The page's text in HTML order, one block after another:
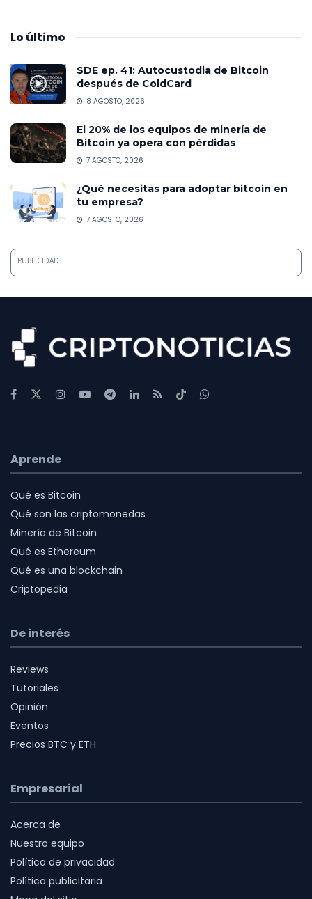
Lo último
SDE ep. 41: Autocustodia de Bitcoin
después de ColdCard
8 AGOSTO, 2026
El 20% de los equipos de minería de
Bitcoin ya opera con pérdidas
7 AGOSTO, 2026
¿Qué necesitas para adoptar bitcoin en
tu empresa?
7 AGOSTO, 2026
PUBLICIDAD
Aprende
Qué es Bitcoin
Qué son las criptomonedas
Minería de Bitcoin
Qué es Ethereum
Qué es una blockchain
Criptopedia
De interés
Reviews
Tutoriales
Opinión
Eventos
Precios BTC y ETH
Empresarial
Acerca de
Nuestro equipo
Política de privacidad
Política publicitaria